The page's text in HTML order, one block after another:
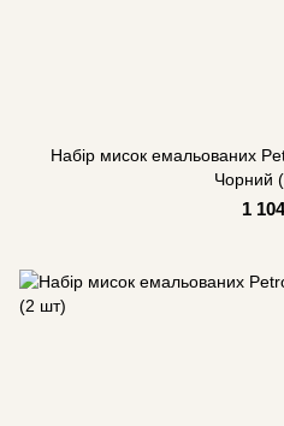
Набір мисок емальованих
Чорний
1